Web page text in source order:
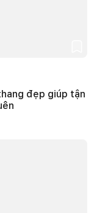
đẹp giúp tận